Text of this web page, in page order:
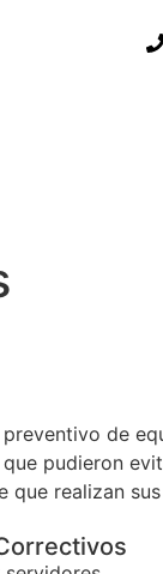
de
pudieron
realizan